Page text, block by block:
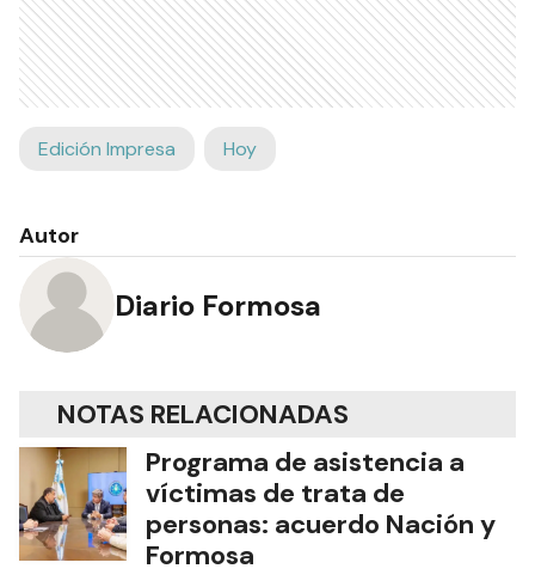
Edición Impresa Hoy
Autor
Diario Formosa
NOTAS RELACIONADAS
Programa de asistencia a
víctimas de trata de
personas: acuerdo Nación y
Formosa